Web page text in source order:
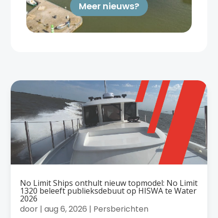
Meer nieuws?
No Limit Ships onthult nieuw topmodel: No Limit
1320 beleeft publieksdebuut op HISWA te Water
2026
door |aug 6, 2026 | Persberichten